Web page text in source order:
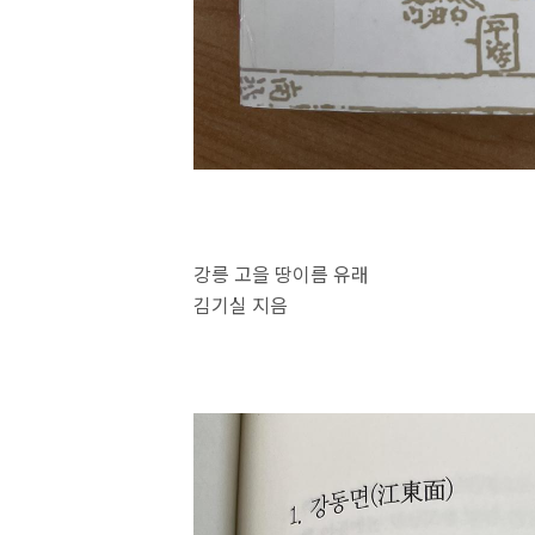
강릉 고을 땅이름 유래
김기실 지음